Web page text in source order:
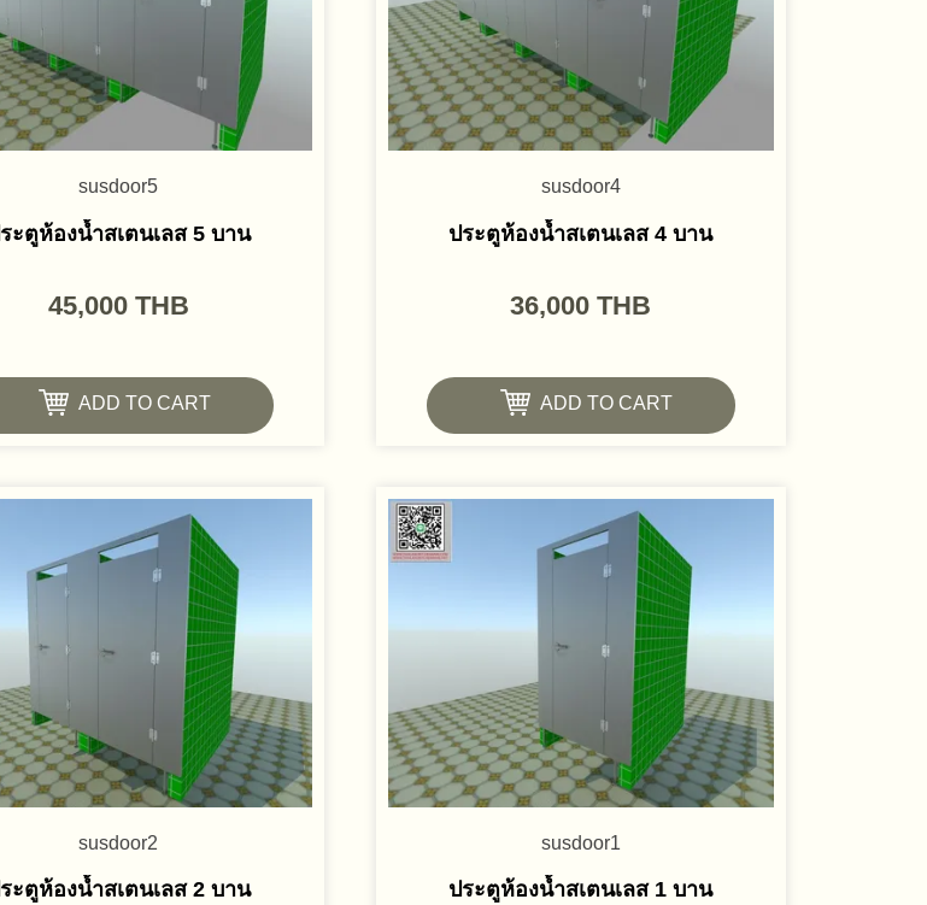
susdoor5
ะตูห้องน้ำสเตนเลส 5 บาน
45,000 THB
ADD TO CART
susdoor4
ประตูห้องน้ำสเตนเลส 4 บาน
36,000 THB
ADD TO CART
susdoor2
ะตูห้องน้ำสเตนเลส 2 บาน
susdoor1
ประตูห้องน้ำสเตนเลส 1 บาน